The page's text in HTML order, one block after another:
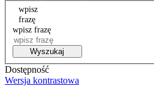
wpisz
frazę
wpisz frazę
Wyszukaj
Dostępność
Wersja kontrastowa